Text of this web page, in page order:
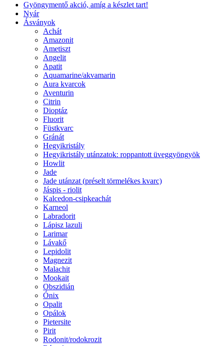
Gyöngymentő akció, amíg a készlet tart!
Nyár
Ásványok
Achát
Amazonit
Ametiszt
Angelit
Apatit
Aquamarine/akvamarin
Aura kvarcok
Aventurin
Citrin
Dioptáz
Fluorit
Füstkvarc
Gránát
Hegyikristály
Hegyikristály utánzatok: roppantott üveggyöngyök
Howlit
Jade
Jade utánzat (préselt törmelékes kvarc)
Jáspis - riolit
Kalcedon-csipkeachát
Karneol
Labradorit
Lápisz lazuli
Larimar
Lávakő
Lepidolit
Magnezit
Malachit
Mookait
Obszidián
Ónix
Opalit
Opálok
Pietersite
Pirit
Rodonit/rodokrozit